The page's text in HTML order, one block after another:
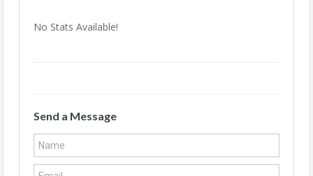
No Stats Available!
Send a Message